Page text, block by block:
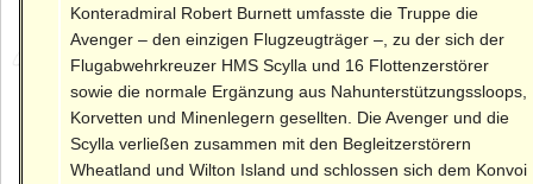
Konteradmiral Robert Burnett umfasste die Truppe die
Avenger – den einzigen Flugzeugträger –, zu der sich der
Flugabwehrkreuzer HMS Scylla und 16 Flottenzerstörer
sowie die normale Ergänzung aus Nahunterstützungssloops,
Korvetten und Minenlegern gesellten. Die Avenger und die
Scylla verließen zusammen mit den Begleitzerstörern
Wheatland und Wilton Island und schlossen sich dem Konvoi